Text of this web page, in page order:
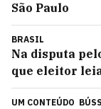
São Paulo
BRASIL
Na disputa
que eleitor
UM CONTEÚDO